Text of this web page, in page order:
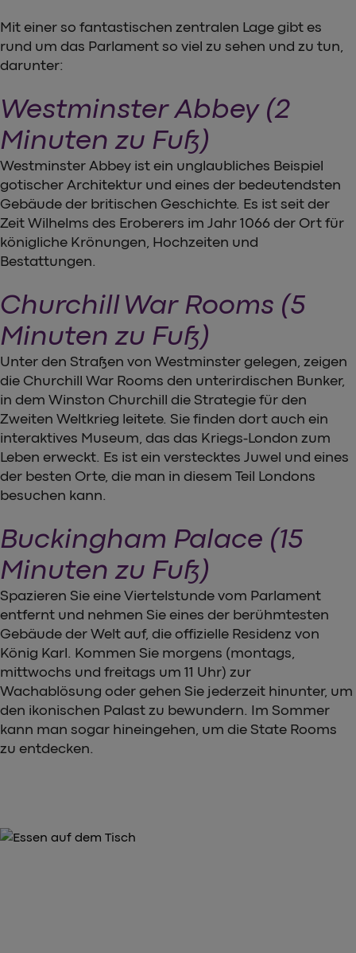
Mit einer so fantastischen zentralen Lage gibt es
rund um das Parlament so viel zu sehen und zu tun,
darunter:
Westminster Abbey (2
Minuten zu Fuß)
Westminster Abbey ist ein unglaubliches Beispiel
gotischer Architektur und eines der bedeutendsten
Gebäude der britischen Geschichte. Es ist seit der
Zeit Wilhelms des Eroberers im Jahr 1066 der Ort für
königliche Krönungen, Hochzeiten und
Bestattungen.
Churchill War Rooms (5
Minuten zu Fuß)
Unter den Straßen von Westminster gelegen, zeigen
die Churchill War Rooms den unterirdischen Bunker,
in dem Winston Churchill die Strategie für den
Zweiten Weltkrieg leitete. Sie finden dort auch ein
interaktives Museum, das das Kriegs-London zum
Leben erweckt. Es ist ein verstecktes Juwel und eines
der besten Orte, die man in diesem Teil Londons
besuchen kann.
Buckingham Palace (15
Minuten zu Fuß)
Spazieren Sie eine Viertelstunde vom Parlament
entfernt und nehmen Sie eines der berühmtesten
Gebäude der Welt auf, die offizielle Residenz von
König Karl. Kommen Sie morgens (montags,
mittwochs und freitags um 11 Uhr) zur
Wachablösung oder gehen Sie jederzeit hinunter, um
den ikonischen Palast zu bewundern. Im Sommer
kann man sogar hineingehen, um die State Rooms
zu entdecken.